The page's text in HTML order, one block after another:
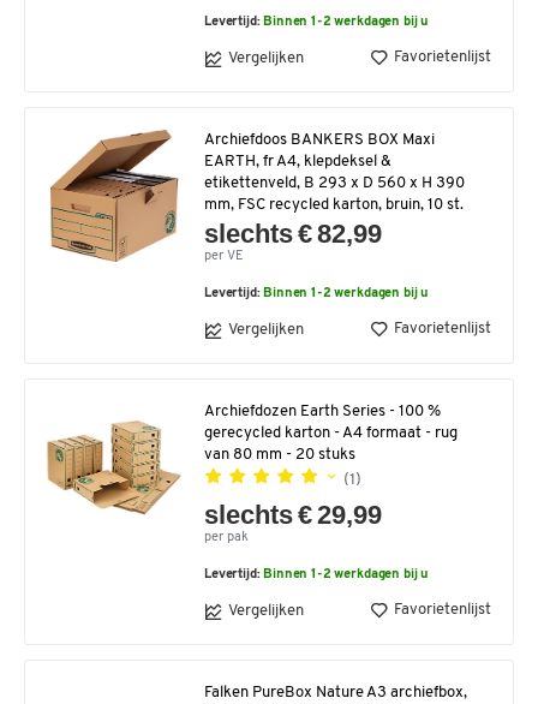
Levertijd: Binnen 1-2 werkdagen bij u
Vergelijken Favorietenlijst
Archiefdoos BANKERS BOX Maxi
EARTH, fr A4, klepdeksel &
etikettenveld, B 293 x D 560 x H 390
mm, FSC recycled karton, bruin, 10 st.
slechts € 82,99
per VE
Levertijd: Binnen 1-2 werkdagen bij u
Vergelijken Favorietenlijst
Archiefdozen Earth Series - 100 %
gerecycled karton - A4 formaat - rug
van 80 mm - 20 stuks
(1)
slechts € 29,99
per pak
Levertijd: Binnen 1-2 werkdagen bij u
Vergelijken Favorietenlijst
Falken PureBox Nature A3 archiefbox,